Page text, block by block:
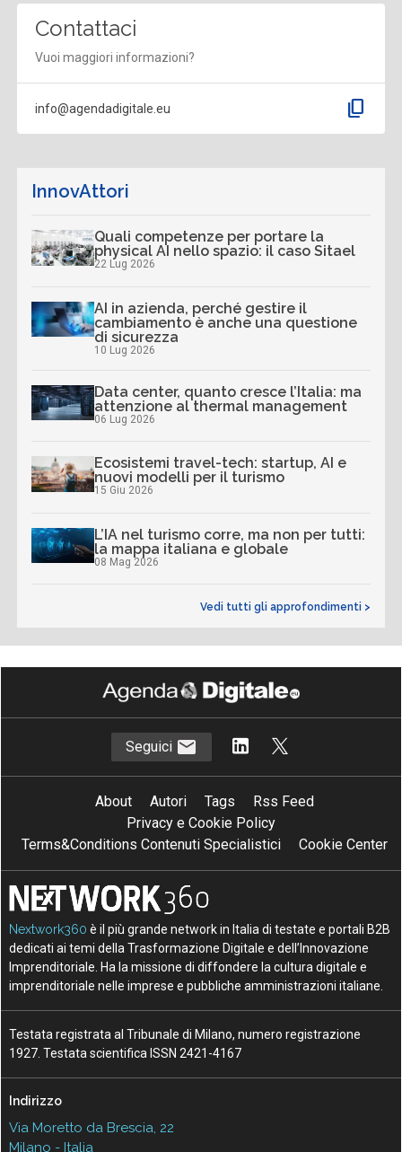
Contattaci
Vuoi maggiori informazioni?
info@agendadigitale.eu content_copy
InnovAttori
Quali competenze per portare la
physical AI nello spazio: il caso Sitael
22 Lug 2026
AI in azienda, perché gestire il
cambiamento è anche una questione
di sicurezza
10 Lug 2026
Data center, quanto cresce l’Italia: ma
attenzione al thermal management
06 Lug 2026
Ecosistemi travel-tech: startup, AI e
nuovi modelli per il turismo
15 Giu 2026
L’IA nel turismo corre, ma non per tutti:
la mappa italiana e globale
08 Mag 2026
Vedi tutti gli approfondimenti >
Seguici
About Autori Tags
Rss Feed
Privacy e Cookie Policy
Terms&Conditions Contenuti Specialistici
Cookie Center
Nextwork360 è il più grande network in Italia di testate e portali B2B
dedicati ai temi della Trasformazione Digitale e dell’Innovazione
Imprenditoriale. Ha la missione di diffondere la cultura digitale e
imprenditoriale nelle imprese e pubbliche amministrazioni italiane.
Testata registrata al Tribunale di Milano, numero registrazione
1927. Testata scientifica ISSN 2421-4167
Indirizzo
Via Moretto da Brescia, 22
Milano - Italia